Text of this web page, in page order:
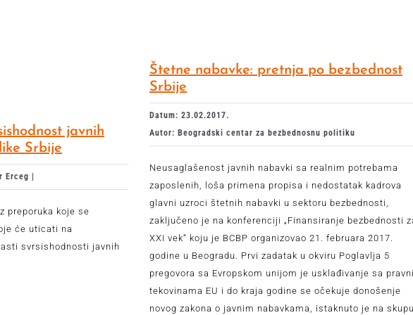
javnih
Srbije
|
preporuka koje se
će uticati na
svrsishodnosti javnih
Štetne nabavke: pretnja po bezbednost
Srbije
Datum: 23.02.2017.
Autor: Beogradski centar za bezbednosnu politiku
Neusaglašenost javnih nabavki sa realnim potrebama
zaposlenih, loša primena propisa i nedostatak kadrova
glavni uzroci štetnih nabavki u sektoru bezbednosti,
zaključeno je na konferenciji „Finansiranje bezbednosti
XXI vek“ koju je BCBP organizovao 21. februara 2017.
godine u Beogradu. Prvi zadatak u okviru Poglavlja 5
pregovora sa Evropskom unijom je usklađivanje sa
tekovinama EU i do kraja godine se očekuje donošenje
novog zakona o javnim nabavkama, istaknuto je na